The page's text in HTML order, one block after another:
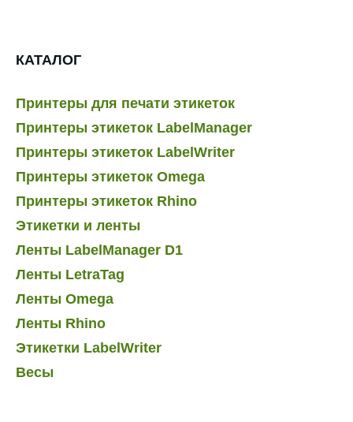
КАТАЛОГ
Принтеры для печати этикеток
Принтеры этикеток LabelManager
Принтеры этикеток LabelWriter
Принтеры этикеток Omega
Принтеры этикеток Rhino
Этикетки и ленты
Ленты LabelManager D1
Ленты LetraTag
Ленты Omega
Ленты Rhino
Этикетки LabelWriter
Весы